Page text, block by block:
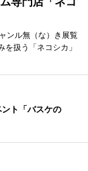
ンル無（な）き展覧
扱う「ネコシカ」
ト「バスケの